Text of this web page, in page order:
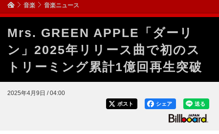
音楽 音楽ニュース
Mrs. GREEN APPLE「ダーリ
ン」2025年リリース曲で初のス
トリーミング累計1億回再生突破
2025年4月9日 / 04:00
送る
シェア
ポスト